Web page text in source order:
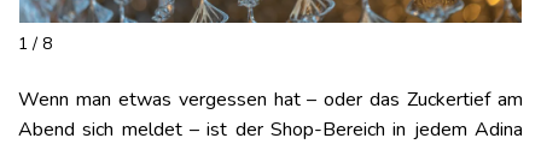
1 / 8
Wenn man etwas vergessen hat – oder das Zuckertief am
Abend sich meldet – ist der Shop-Bereich in jedem Adina